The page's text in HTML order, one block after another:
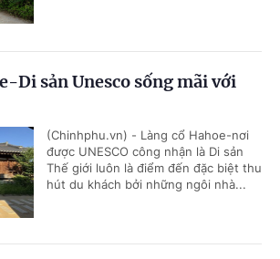
Di sản Unesco sống mãi với
(Chinhphu.vn) - Làng cổ Hahoe-nơi
được UNESCO công nhận là Di sản
Thế giới luôn là điểm đến đặc biệt thu
hút du khách bởi những ngôi nhà...